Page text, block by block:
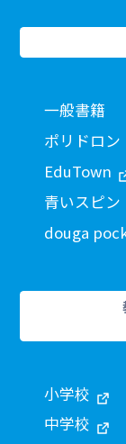
一般書籍
ポリドロン
EduTown
青いスピン
douga
小学校
中学校